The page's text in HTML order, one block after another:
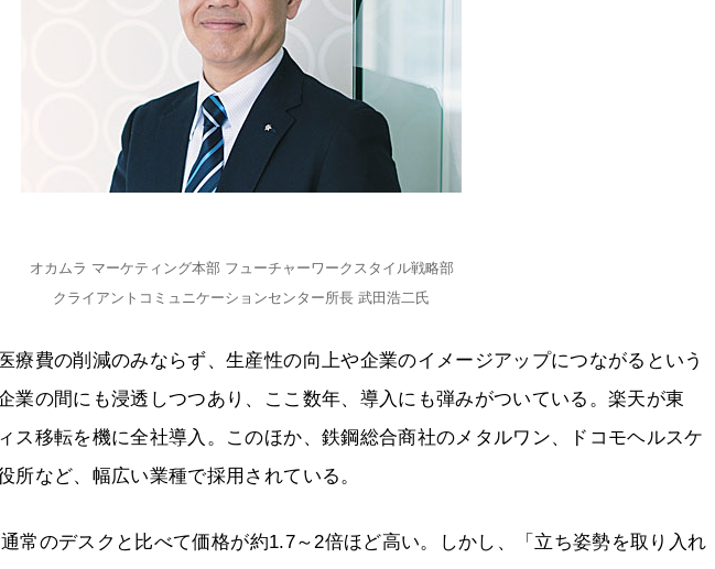
オカムラ マーケティング本部 フューチャーワークスタイル戦略部
クライアントコミュニケーションセンター所長 武田浩二氏
療費の削減のみならず、生産性の向上や企業のイメージアップにつながるという
業の間にも浸透しつつあり、ここ数年、導入にも弾みがついている。楽天が東
ス移転を機に全社導入。このほか、鉄鋼総合商社のメタルワン、ドコモヘルスケ
所など、幅広い業種で採用されている。
常のデスクと比べて価格が約1.7～2倍ほど高い。しかし、「立ち姿勢を取り入れ